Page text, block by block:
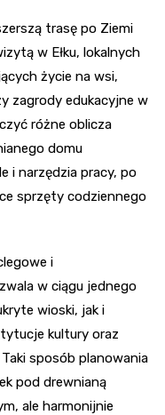
trasę po Ziemi
w Ełku, lokalnych
życie na wsi,
zagrody edukacyjne w
różne oblicza
domu
i narzędzia pracy, po
sprzęty codziennego
i
w ciągu jednego
wioski, jak i
kultury oraz
sposób planowania
pod drewnianą
ale harmonijnie